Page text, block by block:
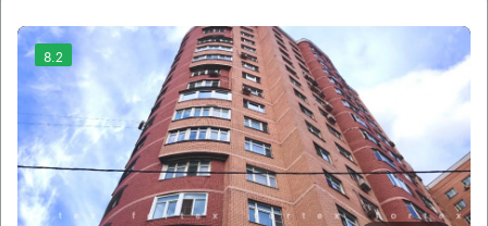
8.2